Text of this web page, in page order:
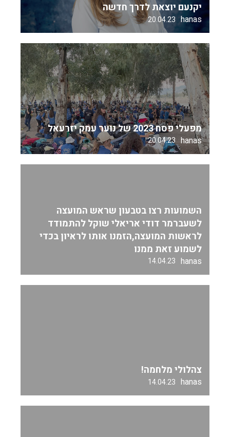
יקנעם יוצאת לדרך חדשה
hanas
20.04.23
מפעלי פסח 2023 של נוער עמק יזרעאל
hanas
20.04.23
השמועות רצו בטבעון שראש המועצה
לשעברמר דודי אריאלי שוקל להתמודד
לראשות המועצה,הזמנו אותו לראיון בכדי
לשמוע זאת ממנו
hanas
14.04.23
צהלולי מלחמה!
hanas
14.04.23